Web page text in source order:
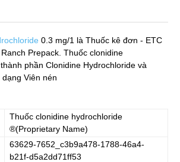
0.3 mg/1 là Thuốc kê đơn - ETC
Prepack. Thuốc clonidine
phần Clonidine Hydrochloride và
Viên nén
Thuốc clonidine hydrochloride
®(Proprietary Name)
63629-7652_c3b9a478-1788-46a4-
b21f-d5a2dd71ff53